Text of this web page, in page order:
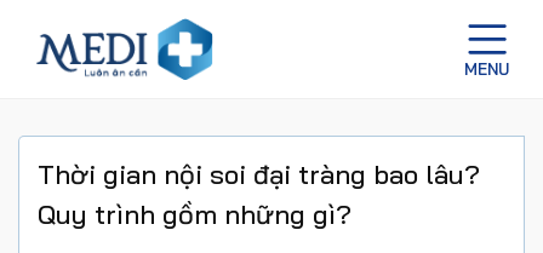
Thời gian nội soi đại tràng bao lâu?
Quy trình gồm những gì?